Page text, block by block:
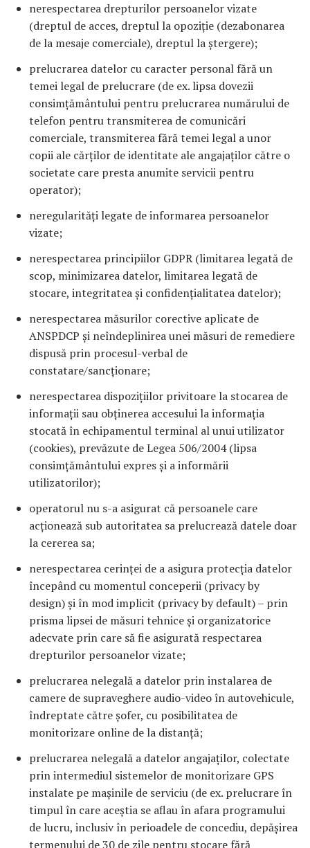
nerespectarea drepturilor persoanelor vizate
(dreptul de acces, dreptul la opoziție (dezabonarea
de la mesaje comerciale), dreptul la ștergere);
prelucrarea datelor cu caracter personal fără un
temei legal de prelucrare (de ex. lipsa dovezii
consimțământului pentru prelucrarea numărului de
telefon pentru transmiterea de comunicări
comerciale, transmiterea fără temei legal a unor
copii ale cărților de identitate ale angajaților către o
societate care presta anumite servicii pentru
operator);
neregularități legate de informarea persoanelor
vizate;
nerespectarea principiilor GDPR (limitarea legată de
scop, minimizarea datelor, limitarea legată de
stocare, integritatea și confidențialitatea datelor);
nerespectarea măsurilor corective aplicate de
ANSPDCP și neîndeplinirea unei măsuri de remediere
dispusă prin procesul-verbal de
constatare/sancționare;
nerespectarea dispozițiilor privitoare la stocarea de
informații sau obținerea accesului la informația
stocată în echipamentul terminal al unui utilizator
(cookies), prevăzute de Legea 506/2004 (lipsa
consimțământului expres și a informării
utilizatorilor);
operatorul nu s-a asigurat că persoanele care
acționează sub autoritatea sa prelucrează datele doar
la cererea sa;
nerespectarea cerinței de a asigura protecția datelor
începând cu momentul conceperii (privacy by
design) și în mod implicit (privacy by default) – prin
prisma lipsei de măsuri tehnice și organizatorice
adecvate prin care să fie asigurată respectarea
drepturilor persoanelor vizate;
prelucrarea nelegală a datelor prin instalarea de
camere de supraveghere audio-video în autovehicule,
îndreptate către șofer, cu posibilitatea de
monitorizare online de la distanță;
prelucrarea nelegală a datelor angajaților, colectate
prin intermediul sistemelor de monitorizare GPS
instalate pe mașinile de serviciu (de ex. prelucrare în
timpul în care aceștia se aflau în afara programului
de lucru, inclusiv în perioadele de concediu, depășirea
termenului de 30 de zile pentru stocare fără